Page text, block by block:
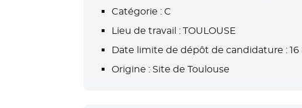
Catégorie : C
Lieu de travail :TOULOUSE
Date limite de dépôt de candidature :16
Origine : Site de Toulouse